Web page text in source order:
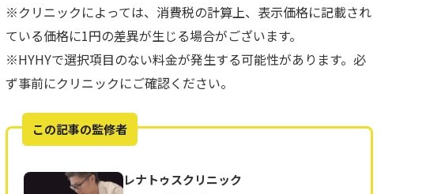
※クリニックによっては、消費税の計算上、表示価格に記載され
ている価格に1円の差異が生じる場合がございます。
※HYHYで選択項目のない料金が発生する可能性があります。必
ず事前にクリニックにご確認ください。
この記事の監修者
レナトゥスクリニック